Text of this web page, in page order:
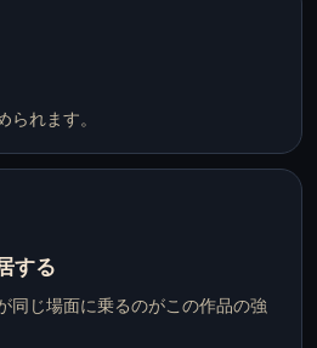
れます。
する
同じ場面に乗るのがこの作品の強